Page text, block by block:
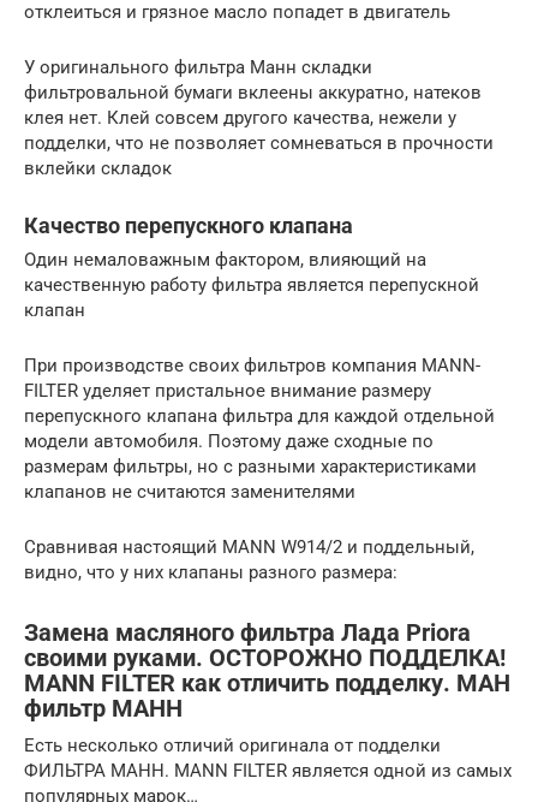
отклеиться и грязное масло попадет в двигатель
У оригинального фильтра Манн складки
фильтровальной бумаги вклеены аккуратно, натеков
клея нет. Клей совсем другого качества, нежели у
подделки, что не позволяет сомневаться в прочности
вклейки складок
Качество перепускного клапана
Один немаловажным фактором, влияющий на
качественную работу фильтра является перепускной
клапан
При производстве своих фильтров компания MANN-
FILTER уделяет пристальное внимание размеру
перепускного клапана фильтра для каждой отдельной
модели автомобиля. Поэтому даже сходные по
размерам фильтры, но с разными характеристиками
клапанов не считаются заменителями
Сравнивая настоящий MANN W914/2 и поддельный,
видно, что у них клапаны разного размера:
Замена масляного фильтра Лада Priora
своими руками. ОСТОРОЖНО ПОДДЕЛКА!
MANN FILTER как отличить подделку. МАН
фильтр МАНН
Есть несколько отличий оригинала от подделки
ФИЛЬТРА МАНН. MANN FILTER является одной из самых
популярных марок…